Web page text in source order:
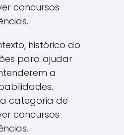
concursos
histórico do
para ajudar
a
categoria de
concursos